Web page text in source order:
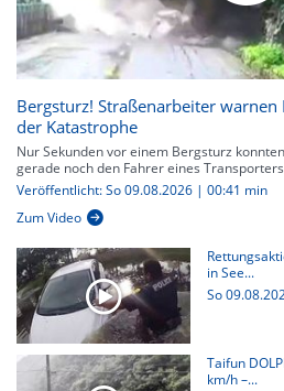
Bergsturz! Straßenarbeiter
der Katastrophe
Nur Sekunden vor einem Bergsturz
gerade noch den Fahrer eines
Veröffentlicht: So 09.08.2026 | 00:41 min
Zum Video
in See...
So
Taifun
km/h –...